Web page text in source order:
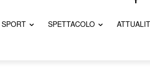
SPORT SPETTACOLO